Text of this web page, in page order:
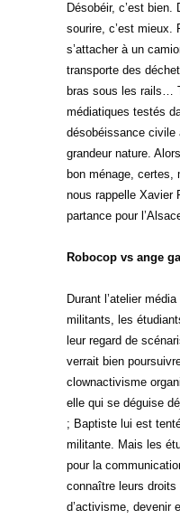
Désobéir, c’est
sourire, c’est mieux.
s’attacher à un
transporte des
bras sous les rails…
médiatiques testés
désobéissance civile
grandeur nature.
bon ménage, certes,
nous rappelle Xavier
partance pour
Robocop vs ange
Durant l’atelier
militants, les
leur regard de
verrait bien
clownactivisme
elle qui se déguise
; Baptiste lui est
militante. Mais les
pour la
connaître leurs
d’activisme, devenir